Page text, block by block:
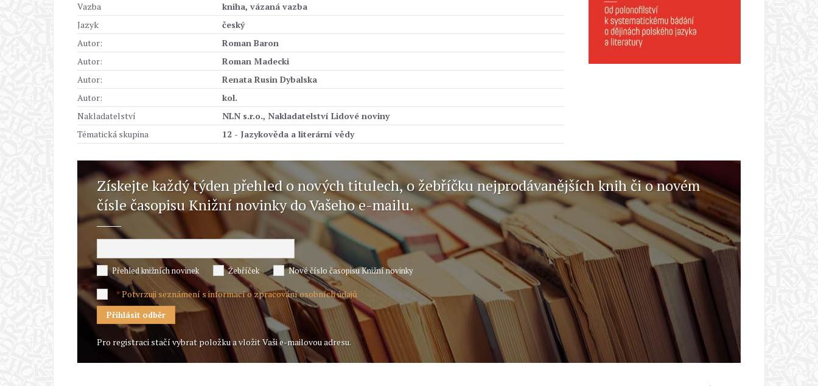
Vazba
kniha, vázaná vazba
Jazyk
český
Autor:
Roman Baron
Autor:
Roman Madecki
Autor:
Renata Rusin Dybalska
Autor:
kol.
Nakladatelství
NLN s.r.o., Nakladatelství Lidové noviny
Tématická skupina
12 - Jazykověda a literární vědy
Získejte každý týden přehled o nových titulech, o žebříčku nejprodávanějších knih či o novém
čísle časopisu Knižní novinky do Vašeho e-mailu.
Přehled knižních novinek Žebříček Nové číslo časopisu Knižní novinky
*Potvrzuji seznámení s informací o zpracování osobních údajů
Pro registraci stačí vybrat položku a vložit Vaši e-mailovou adresu.